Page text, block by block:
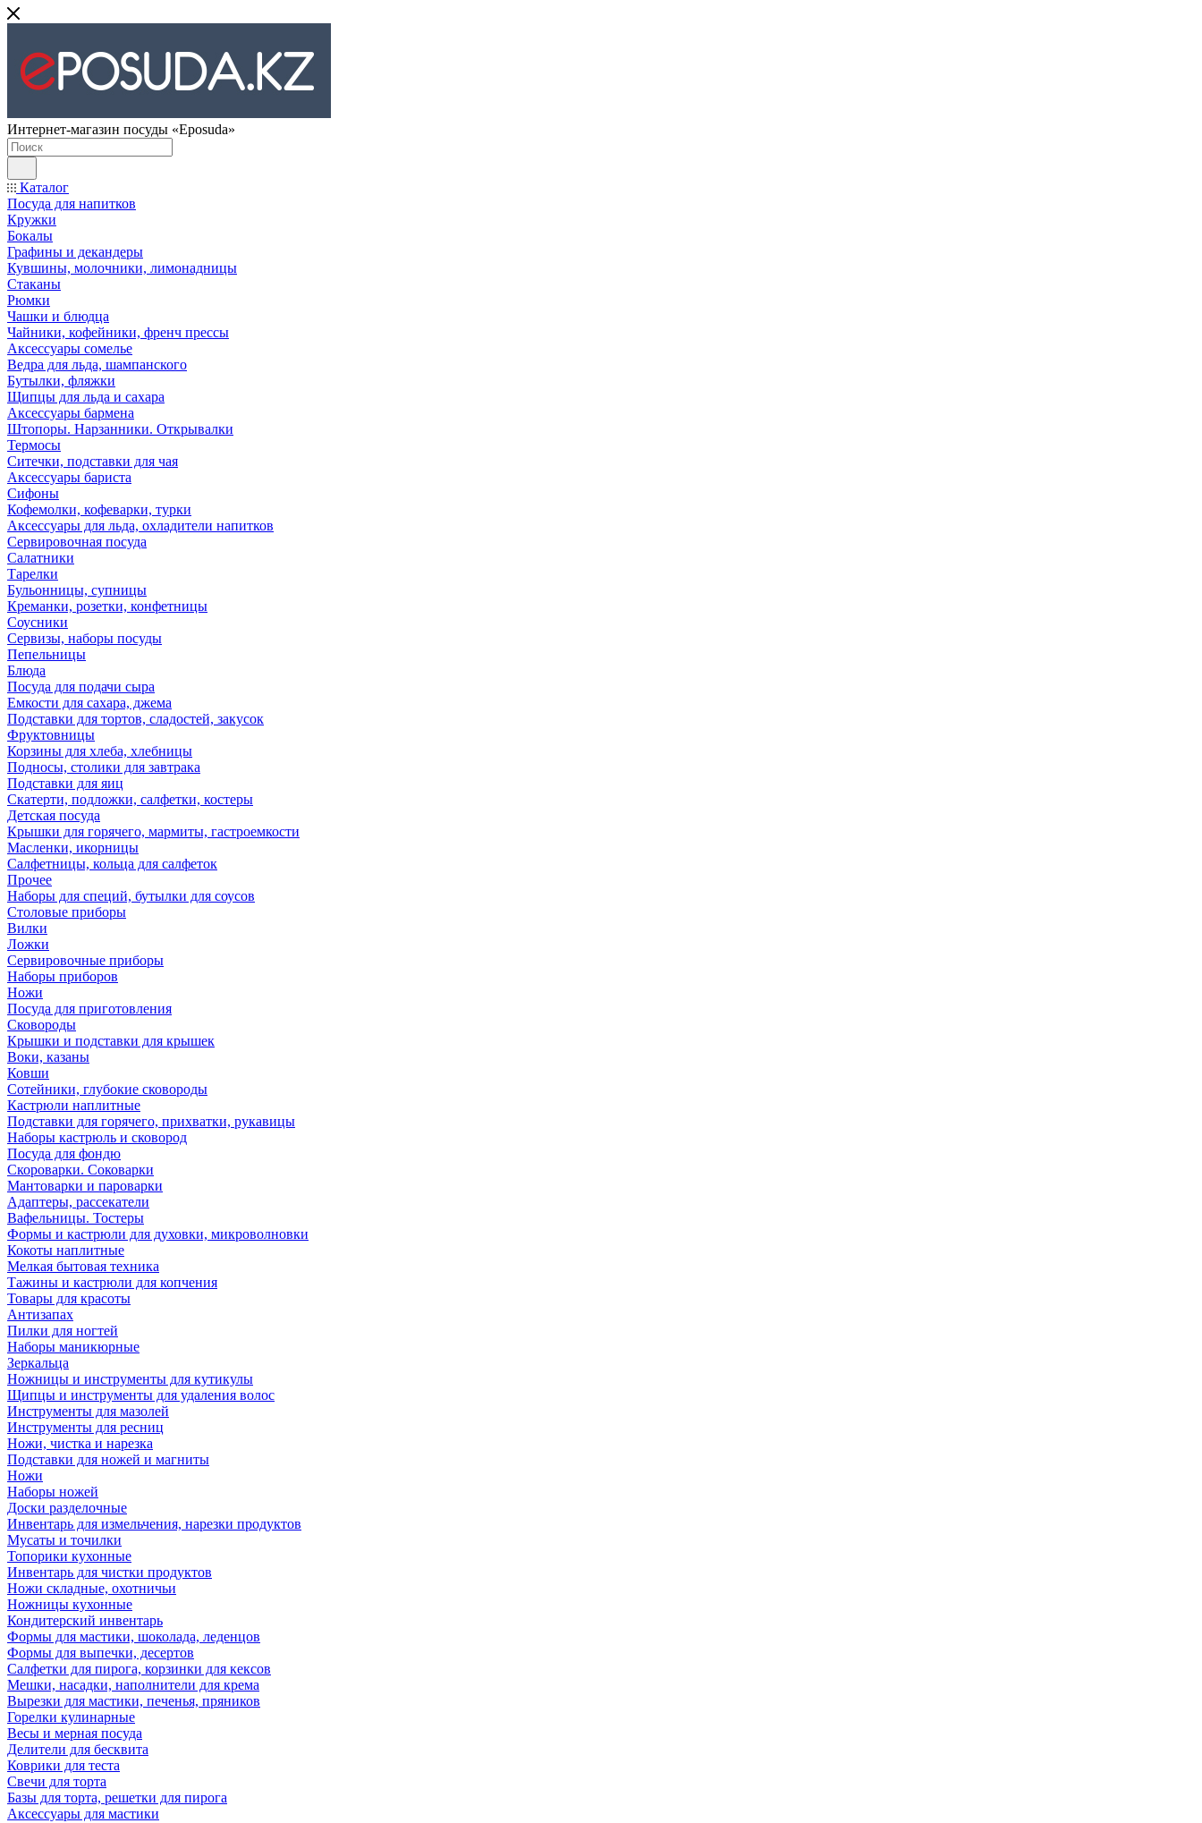
Интернет-магазин посуды «Eposuda»
Каталог
Посуда для напитков
Кружки
Бокалы
Графины и декандеры
Кувшины, молочники, лимонадницы
Стаканы
Рюмки
Чашки и блюдца
Чайники, кофейники, френч прессы
Аксессуары сомелье
Ведра для льда, шампанского
Бутылки, фляжки
Щипцы для льда и сахара
Аксессуары бармена
Штопоры. Нарзанники. Открывалки
Термосы
Ситечки, подставки для чая
Аксессуары бариста
Сифоны
Кофемолки, кофеварки, турки
Аксессуары для льда, охладители напитков
Сервировочная посуда
Салатники
Тарелки
Бульонницы, супницы
Креманки, розетки, конфетницы
Соусники
Сервизы, наборы посуды
Пепельницы
Блюда
Посуда для подачи сыра
Емкости для сахара, джема
Подставки для тортов, сладостей, закусок
Фруктовницы
Корзины для хлеба, хлебницы
Подносы, столики для завтрака
Подставки для яиц
Скатерти, подложки, салфетки, костеры
Детская посуда
Крышки для горячего, мармиты, гастроемкости
Масленки, икорницы
Салфетницы, кольца для салфеток
Прочее
Наборы для специй, бутылки для соусов
Столовые приборы
Вилки
Ложки
Сервировочные приборы
Наборы приборов
Ножи
Посуда для приготовления
Сковороды
Крышки и подставки для крышек
Воки, казаны
Ковши
Сотейники, глубокие сковороды
Кастрюли наплитные
Подставки для горячего, прихватки, рукавицы
Наборы кастрюль и сковород
Посуда для фондю
Скороварки. Соковарки
Мантоварки и пароварки
Адаптеры, рассекатели
Вафельницы. Тостеры
Формы и кастрюли для духовки, микроволновки
Кокоты наплитные
Мелкая бытовая техника
Тажины и кастрюли для копчения
Товары для красоты
Антизапах
Пилки для ногтей
Наборы маникюрные
Зеркальца
Ножницы и инструменты для кутикулы
Щипцы и инструменты для удаления волос
Инструменты для мазолей
Инструменты для ресниц
Ножи, чистка и нарезка
Подставки для ножей и магниты
Ножи
Наборы ножей
Доски разделочные
Инвентарь для измельчения, нарезки продуктов
Мусаты и точилки
Топорики кухонные
Инвентарь для чистки продуктов
Ножи складные, охотничьи
Ножницы кухонные
Кондитерский инвентарь
Формы для мастики, шоколада, леденцов
Формы для выпечки, десертов
Салфетки для пирога, корзинки для кексов
Мешки, насадки, наполнители для крема
Вырезки для мастики, печенья, пряников
Горелки кулинарные
Весы и мерная посуда
Делители для бесквита
Коврики для теста
Свечи для торта
Базы для торта, решетки для пирога
Аксессуары для мастики